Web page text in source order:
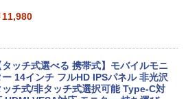
済み 店長おまかせ 第7世代～第11世代
i3/i5 大容量 メモリー テンキ カメ
ドライブ 選択可 Bluetooth 型落ちモ
プPC
正規販売店]デスクトップパソ
11,980
タッチ式選べる 携帯式】モバイルモニ
ー 14インチ フルHD IPSパネル 非光沢
ッチ式/非タッチ式選択可能 Type-C対